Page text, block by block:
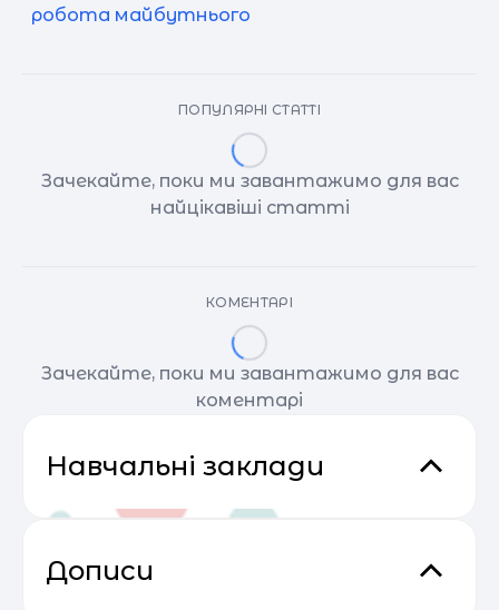
робота майбутнього
ПОПУЛЯРНІ СТАТТІ
Зачекайте, поки ми завантажимо для вас
найцікавіші статті
КОМЕНТАРІ
Зачекайте, поки ми завантажимо для вас
коментарі
Навчальні заклади
Дописи